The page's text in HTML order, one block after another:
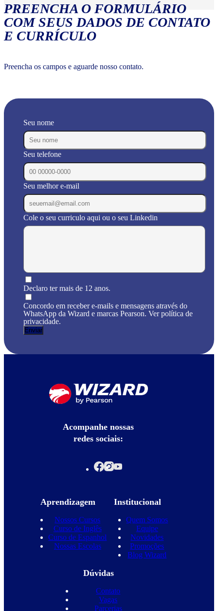
PREENCHA O FORMULÁRIO
COM SEUS DADOS DE CONTATO
E CURRÍCULO
Preencha os campos e aguarde nosso contato.
Seu nome
Seu telefone
Seu melhor e-mail
Cole o seu curriculo aqui ou o seu Linkedin
Declaro ter mais de 12 anos.
Concordo em receber e-mails e mensagens através do
WhatsApp da Wizard e marcas Pearson. Ver política de
privacidade.
Acompanhe nossas
redes sociais:
Aprendizagem
Nossos Cursos
Curso de Inglês
Curso de Espanhol
Nossas Escolas
Institucional
Quem Somos
Equipe
Novidades
Promoções
Blog Wizard
Dúvidas
Contato
Vagas
Parcerias